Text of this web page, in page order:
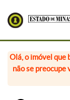
Olá, o imóvel que
não se preocupe